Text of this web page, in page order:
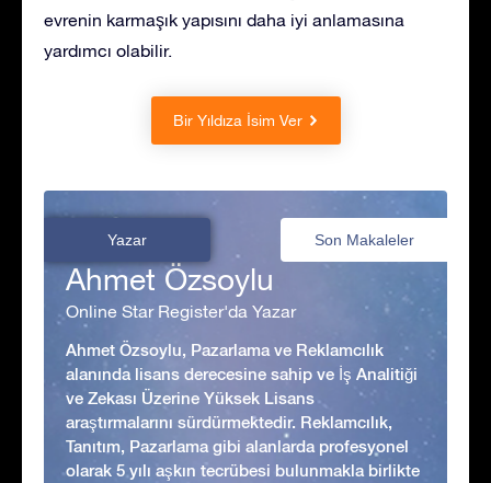
evrenin karmaşık yapısını daha iyi anlamasına
yardımcı olabilir.
Bir Yıldıza İsim Ver
Yazar Son Makaleler
Ahmet Özsoylu
Online Star Register'da Yazar
Ahmet Özsoylu, Pazarlama ve Reklamcılık
alanında lisans derecesine sahip ve İş Analitiği
ve Zekası Üzerine Yüksek Lisans
araştırmalarını sürdürmektedir. Reklamcılık,
Tanıtım, Pazarlama gibi alanlarda profesyonel
olarak 5 yılı aşkın tecrübesi bulunmakla birlikte